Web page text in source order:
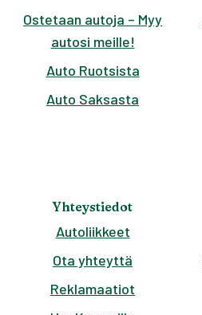
Ostetaan autoja – Myy
autosi meille!
Auto Ruotsista
Auto Saksasta
Yhteystiedot
Autoliikkeet
Ota yhteyttä
Reklamaatiot